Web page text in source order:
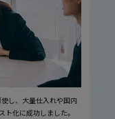
し、大量仕入れや国内
化に成功しました。